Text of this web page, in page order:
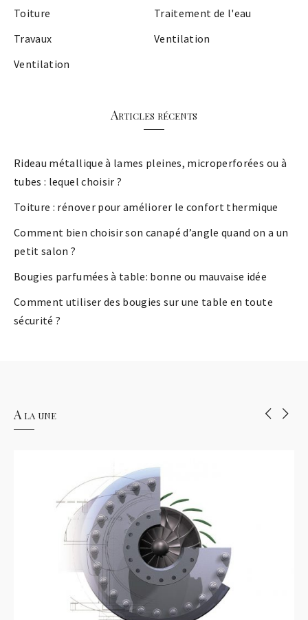
Toiture
Traitement de l'eau
Travaux
Ventilation
Ventilation
Articles récents
Rideau métallique à lames pleines, microperforées ou à
tubes : lequel choisir ?
Toiture : rénover pour améliorer le confort thermique
Comment bien choisir son canapé d’angle quand on a un
petit salon ?
Bougies parfumées à table: bonne ou mauvaise idée
Comment utiliser des bougies sur une table en toute
sécurité ?
A la une